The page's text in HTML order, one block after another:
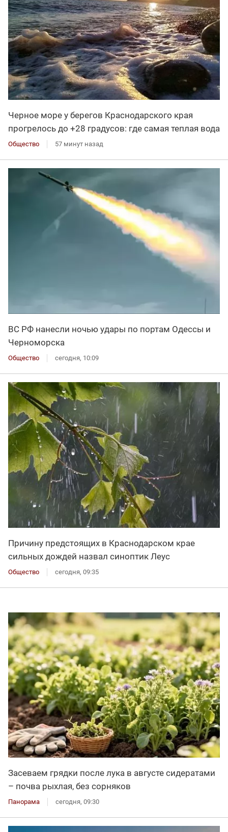
Черное море у берегов Краснодарского края
прогрелось до +28 градусов: где самая теплая вода
Общество 57 минут назад
ВС РФ нанесли ночью удары по портам Одессы и
Черноморска
Общество сегодня, 10:09
Причину предстоящих в Краснодарском крае
сильных дождей назвал синоптик Леус
Общество сегодня, 09:35
Засеваем грядки после лука в августе сидератами
– почва рыхлая, без сорняков
Панорама сегодня, 09:30